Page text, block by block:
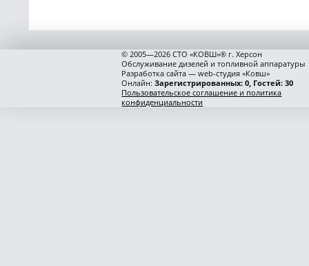
© 2005—2026 СТО «КОВШ»® г. Херсон
Обслуживание дизелей и топливной аппаратуры
Разработка сайта — web-студия «Ковш»
Онлайн:Зарегистрированных: 0, Гостей: 30
Пользовательское соглашение и политика
конфиденциальности